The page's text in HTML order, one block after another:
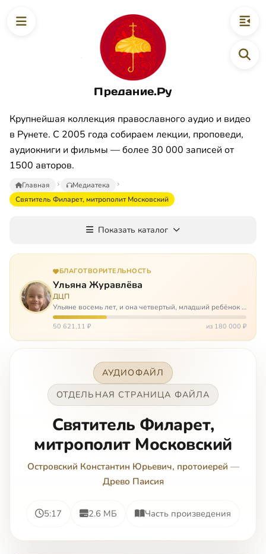
Предание.Ру
Крупнейшая коллекция православного аудио и видео
в Рунете. С 2005 года собираем лекции, проповеди,
аудиокниги и фильмы — более 30 000 записей от
1500 авторов.
Главная
Медиатека
Святитель Филарет, митрополит Московский
Показать каталог
БЛАГОТВОРИТЕЛЬНОСТЬ
Ульяна Журавлёва
ДЦП
Ульяне восемь лет, и она четвертый, младший ребёнок в
многодетной семье. И с самого рождения Ульяну лечат.
Несколько операций, ежедневные процедуры,
50 621,11 ₽ из 180 000 ₽
АУДИОФАЙЛ
ОТДЕЛЬНАЯ СТРАНИЦА ФАЙЛА
Святитель Филарет,
митрополит Московский
Островский Константин Юрьевич, протоиерей —
Древо Паисия
5:17 2.6 МБ Часть произведения